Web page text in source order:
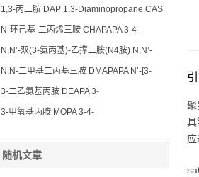
聚
具
促进剂 NT EP 120
1,3-丙二胺 DAP 1,3-Diaminopropane CAS
No 109-76-2
N-环己基-二丙烯三胺 CHAPAPA 3-4-
Methoxypropylamine CAS No:5332-73-0
N,N’-双(3-氨丙基)-乙撑二胺(N4胺) N,N’-
Bis(3-aminopropyl)-ethylenediamine CAS
No10563-26-5
N,N-二甲基二丙基三胺 DMAPAPA N’-[3-
(dimethylamino)propyllpropane-1,3-
diamine CAS No10563-29-8
3-二乙氨基丙胺 DEAPA 3-
(Diethylamino)propylamine CAS No 104-
3-甲氧基丙胺 MOPA 3-4-
随机文章